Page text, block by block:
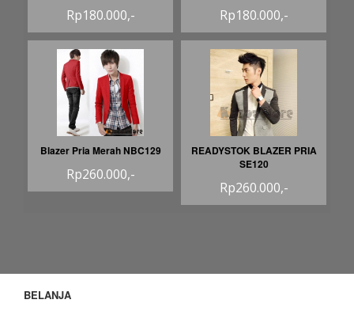
Rp180.000,- Rp180.000,-
Blazer Pria Merah NBC129
Rp260.000,-
READYSTOK BLAZER PRIA
SE120
Rp260.000,-
BELANJA